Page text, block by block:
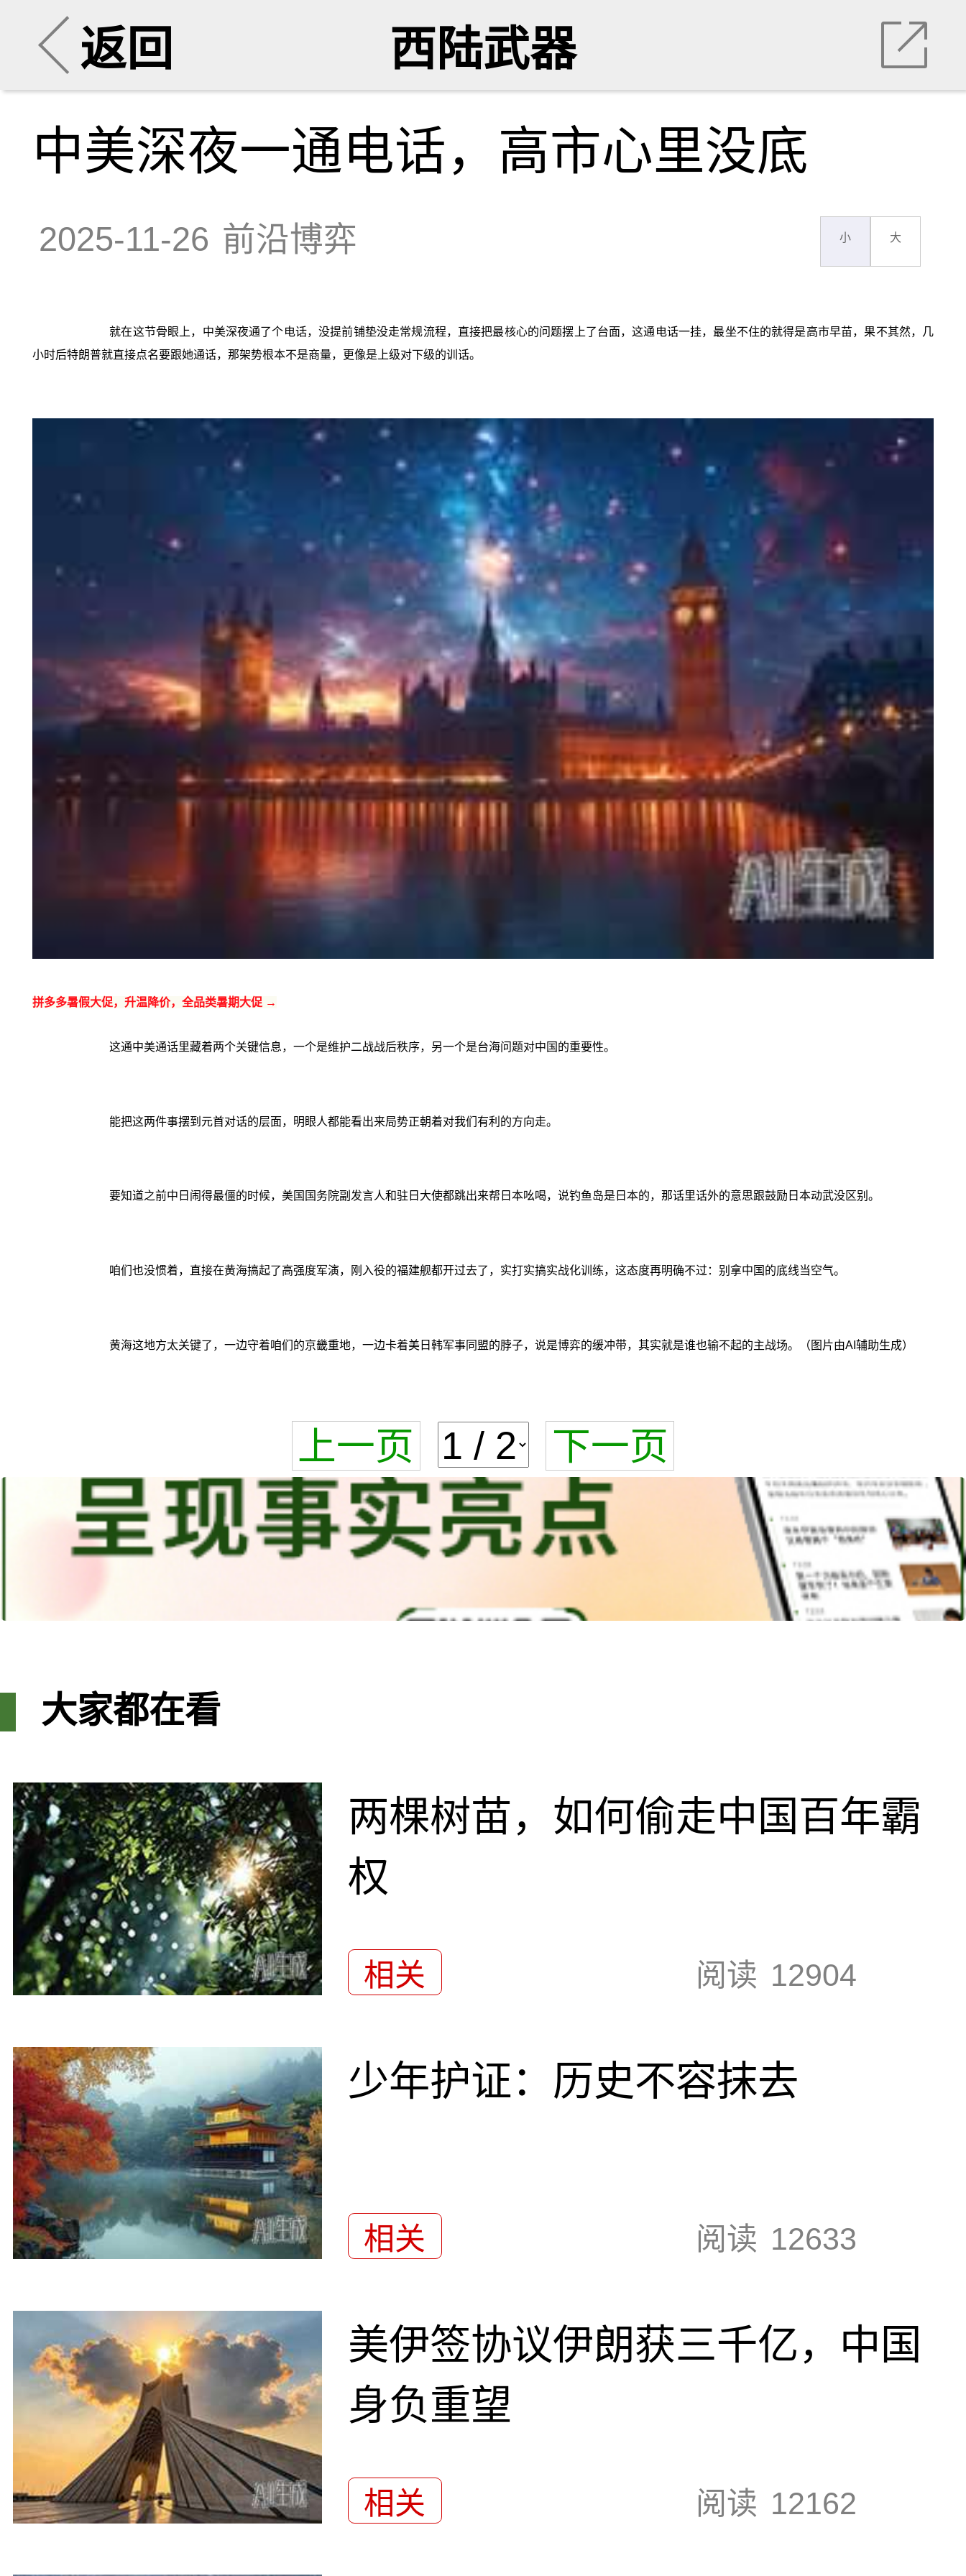
返回 西陆武器
中美深夜一通电话，高市心里没底
2025-11-26 前沿博弈 小 大
就在这节骨眼上，中美深夜通了个电话，没提前铺垫没走常规流程，直接把最核心的问题摆上了台面，这通电话一挂，最坐不住的就得是高市早苗，果不其然，几
小时后特朗普就直接点名要跟她通话，那架势根本不是商量，更像是上级对下级的训话。
拼多多暑假大促，升温降价，全品类暑期大促 →
这通中美通话里藏着两个关键信息，一个是维护二战战后秩序，另一个是台海问题对中国的重要性。
能把这两件事摆到元首对话的层面，明眼人都能看出来局势正朝着对我们有利的方向走。
要知道之前中日闹得最僵的时候，美国国务院副发言人和驻日大使都跳出来帮日本吆喝，说钓鱼岛是日本的，那话里话外的意思跟鼓励日本动武没区别。
咱们也没惯着，直接在黄海搞起了高强度军演，刚入役的福建舰都开过去了，实打实搞实战化训练，这态度再明确不过：别拿中国的底线当空气。
黄海这地方太关键了，一边守着咱们的京畿重地，一边卡着美日韩军事同盟的脖子，说是博弈的缓冲带，其实就是谁也输不起的主战场。（图片由AI辅助生成）
上一页 下一页
大家都在看
两棵树苗，如何偷走中国百年霸
权
相关 阅读 12904
少年护证：历史不容抹去
相关 阅读 12633
美伊签协议伊朗获三千亿，中国
身负重望
相关 阅读 12162